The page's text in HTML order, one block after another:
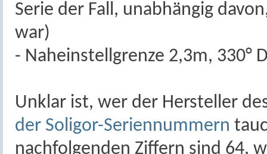
Serie der Fall, unabhängig
war)
- Naheinstellgrenze 2,3m, 330°
Unklar ist, wer der Hersteller
der Soligor-Seriennummern
nachfolgenden Ziffern sind 64,